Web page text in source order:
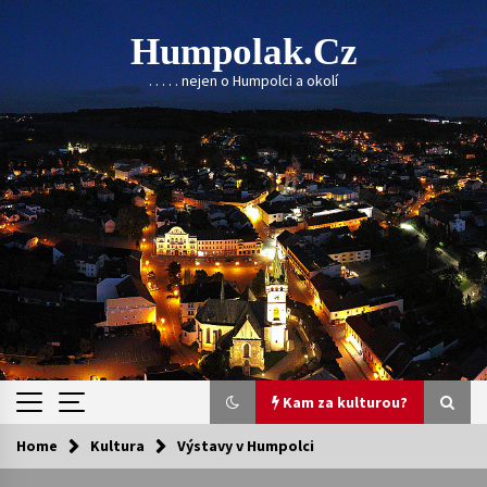
Skip
to
content
Humpolak.cz
. . . . . nejen o Humpolci a okolí
Kam za kulturou?
Kam za kulturou?
Home Kultura Výstavy v Humpolci